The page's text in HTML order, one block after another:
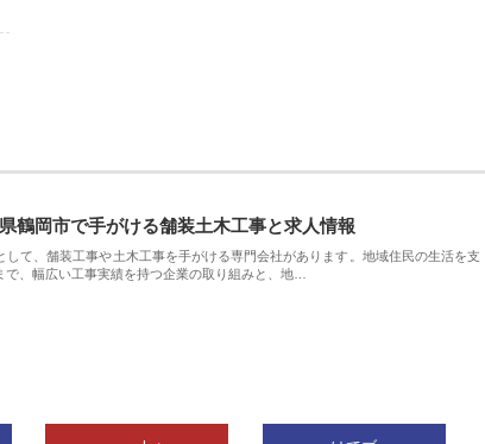
鶴岡市で手がける舗装土木工事と求人情報
て、舗装工事や土木工事を手がける専門会社があります。地域住民の生活を支
、幅広い工事実績を持つ企業の取り組みと、地…